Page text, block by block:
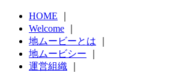
HOME
Welcome
地ムービーとは
地ムービシー
運営組織